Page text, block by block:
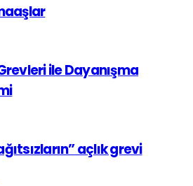
ile Dayanışma
açlık grevi